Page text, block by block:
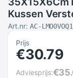
Kussen
Vouwen
Verwijderbare
Art.nr: AC-
Prijs
€30.79
Adviesprijs: